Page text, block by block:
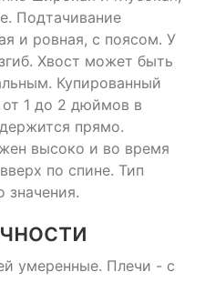
Подтачивание
и ровная, с поясом. У
Хвост может быть
Купированный
от 1 до 2 дюймов в
прямо.
высоко и во время
по спине. Тип
значения.
умеренные. Плечи - с